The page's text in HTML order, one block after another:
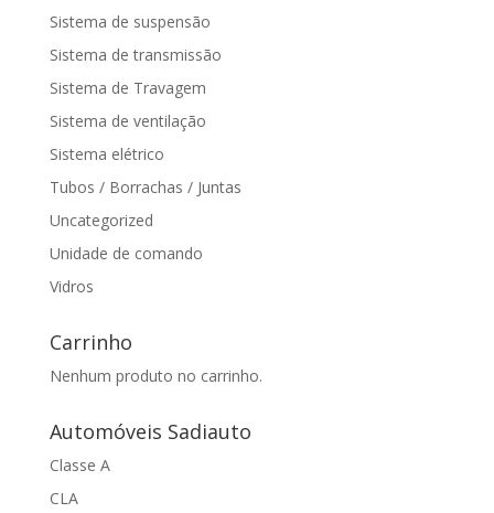
Sistema de suspensão
Sistema de transmissão
Sistema de Travagem
Sistema de ventilação
Sistema elétrico
Tubos / Borrachas / Juntas
Uncategorized
Unidade de comando
Vidros
Carrinho
Nenhum produto no carrinho.
Automóveis Sadiauto
Classe A
CLA